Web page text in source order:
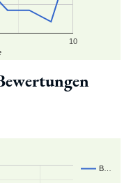
10
B…